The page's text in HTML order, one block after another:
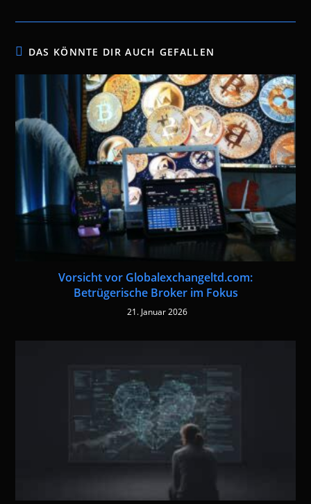
DAS KÖNNTE DIR AUCH GEFALLEN
Vorsicht vor Globalexchangeltd.com:
Betrügerische Broker im Fokus
21. Januar 2026